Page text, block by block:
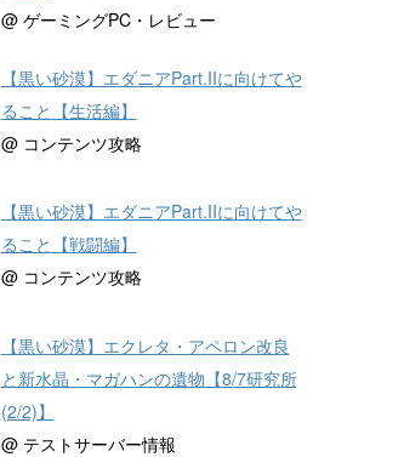
@ ゲーミングPC・レビュー
【黒い砂漠】エダニアPart.IIに向けてや
ること【生活編】
@ コンテンツ攻略
【黒い砂漠】エダニアPart.IIに向けてや
ること【戦闘編】
@ コンテンツ攻略
【黒い砂漠】エクレタ・アペロン改良
と新水晶・マガハンの遺物【8/7研究所
(2/2)】
@ テストサーバー情報